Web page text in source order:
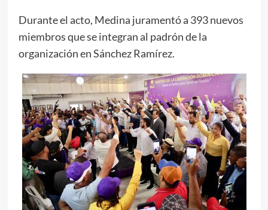
Durante el acto, Medina juramentó a 393 nuevos
miembros que se integran al padrón de la
organización en Sánchez Ramírez.